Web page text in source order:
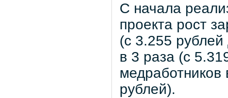
С начала
проекта рост
(с 3.255
в 3 раза (с
рублей).